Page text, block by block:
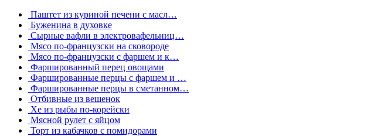
Паштет из куриной печени с масл…
Буженина в духовке
Сырные вафли в электровафельниц…
Мясо по-французски на сковороде
Мясо по-французски с фаршем и к…
Фаршированный перец овощами
Фаршированные перцы с фаршем и …
Фаршированные перцы в сметанном…
Отбивные из вешенок
Хе из рыбы по-корейски
Мясной рулет с яйцом
Торт из кабачков с помидорами